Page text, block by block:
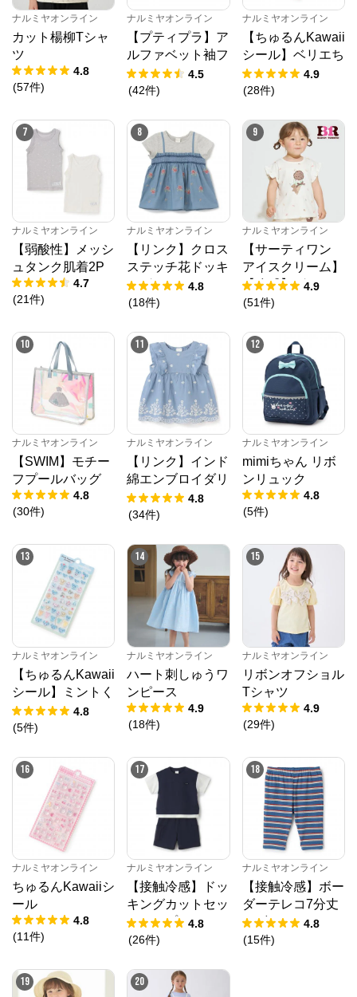
ナルミヤオンライン
カット楊柳Tシャ
ツ
4.8
(57件)
ナルミヤオンライン
【プティプラ】ア
ルファベット袖フ
リルTシャツ
4.5
(42件)
ナルミヤオンライン
【ちゅるんKawaii
シール】ベリエち
ゃん
4.9
(28件)
7
ナルミヤオンライン
【弱酸性】メッシ
ュタンク肌着2P
4.7
(21件)
8
ナルミヤオンライン
【リンク】クロス
ステッチ花ドッキ
ングTシャツ
4.8
(18件)
9
ナルミヤオンライン
【サーティワン
アイスクリーム】
【冷感】グラフィ
ック半袖Tシャツ
4.9
(51件)
10
ナルミヤオンライン
【SWIM】モチー
フプールバッグ
4.8
(30件)
11
ナルミヤオンライン
【リンク】インド
綿エンブロイダリ
ーチュニック
4.8
(34件)
12
ナルミヤオンライン
mimiちゃん リボ
ンリュック
4.8
(5件)
13
ナルミヤオンライン
【ちゅるんKawaii
シール】ミントく
ん
4.8
(5件)
14
ナルミヤオンライン
ハート刺しゅうワ
ンピース
4.9
(18件)
15
ナルミヤオンライン
リボンオフショル
Tシャツ
4.9
(29件)
16
ナルミヤオンライン
ちゅるんKawaiiシ
ール
4.8
(11件)
17
ナルミヤオンライン
【接触冷感】ドッ
キングカットセッ
トアップ
4.8
(26件)
18
ナルミヤオンライン
【接触冷感】ボー
ダーテレコ7分丈
レギンス
4.8
(15件)
19 20
ナルミヤオンライン
公式ECサイト
※外部サイトが開きます
ナルミヤオンラインからのコメント
ナルミヤオンライン公式通販ショップ。人気子供服メ
ゾピアノ、プティマイン、ラブトキシック、アナスイ
ミニ等、全ブランド、全商品をご覧いただけます。